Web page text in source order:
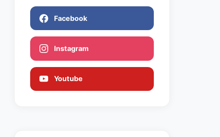
Facebook
Instagram
Youtube